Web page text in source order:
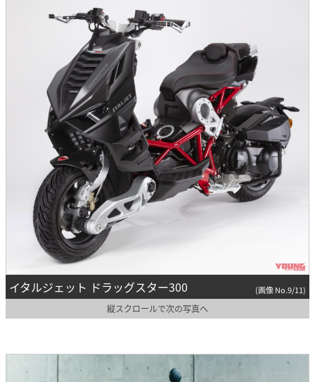
イタルジェット ドラッグスター300 (画像 No.9/11)
縦スクロールで次の写真へ